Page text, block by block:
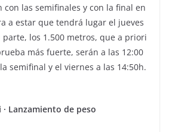
con las semifinales y con la final en
a estar que tendrá lugar el jueves
parte, los 1.500 metros, que a priori
más fuerte, serán a las 12:00
semifinal y el viernes a las 14:50h.
Lanzamiento de peso